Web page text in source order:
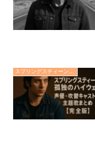
スプリングスティーン 孤独のハイウェイ